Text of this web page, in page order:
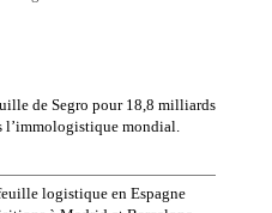
de Segro pour 18,8 milliards
l’immologistique mondial.
logistique en Espagne